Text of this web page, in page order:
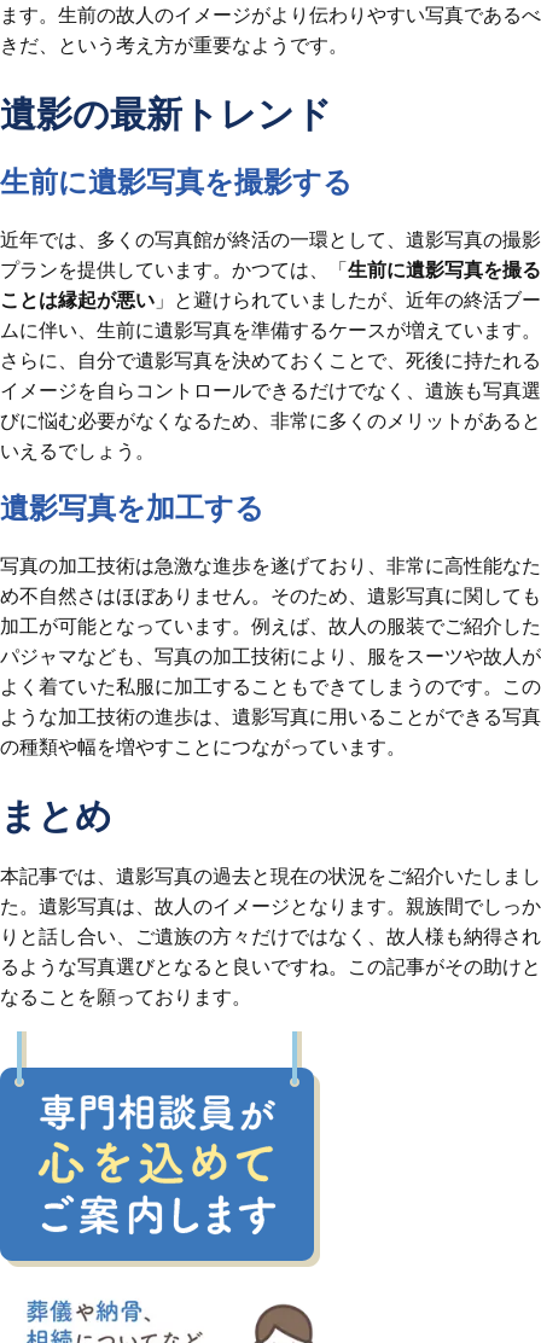
ます。生前の故人のイメージがより伝わりやすい写真であるべ
きだ、という考え方が重要なようです。
遺影の最新トレンド
生前に遺影写真を撮影する
近年では、多くの写真館が終活の一環として、遺影写真の撮影
プランを提供しています。かつては、「生前に遺影写真を撮る
ことは縁起が悪い 」と避けられていましたが、近年の終活ブー
ムに伴い、生前に遺影写真を準備するケースが増えています。
さらに、自分で遺影写真を決めておくことで、死後に持たれる
イメージを自らコントロールできるだけでなく、遺族も写真選
びに悩む必要がなくなるため、非常に多くのメリットがあると
いえるでしょう。
遺影写真を加工する
写真の加工技術は急激な進歩を遂げており、非常に高性能なた
め不自然さはほぼありません。そのため、遺影写真に関しても
加工が可能となっています。例えば、故人の服装でご紹介した
パジャマなども、写真の加工技術により、服をスーツや故人が
よく着ていた私服に加工することもできてしまうのです。この
ような加工技術の進歩は、遺影写真に用いることができる写真
の種類や幅を増やすことにつながっています。
まとめ
本記事では、遺影写真の過去と現在の状況をご紹介いたしまし
た。遺影写真は、故人のイメージとなります。親族間でしっか
りと話し合い、ご遺族の方々だけではなく、故人様も納得され
るような写真選びとなると良いですね。この記事がその助けと
なることを願っております。